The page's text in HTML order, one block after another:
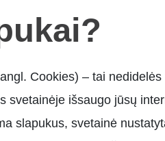
Cookies) – tai
svetainėje išsaugo jūsų
slapukus, svetainė